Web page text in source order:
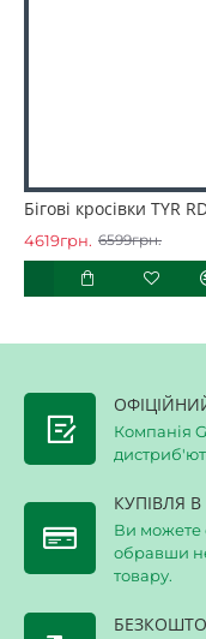
4619грн. 6599грн.
Компанія
КУПІВЛЯ
Ви можете
обравши
товару.